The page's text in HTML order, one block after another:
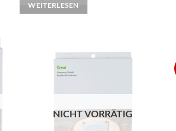
WEITERLESEN
NICHT VORRÄTIG